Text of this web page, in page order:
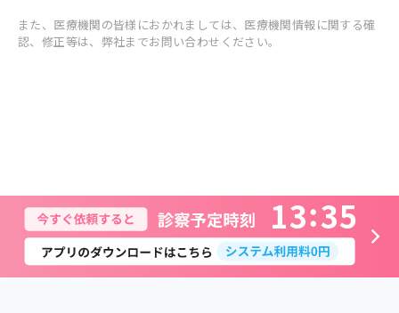
また、医療機関の皆様におかれましては、医療機関情報に関する確
認、修正等は、弊社までお問い合わせください。
13 35